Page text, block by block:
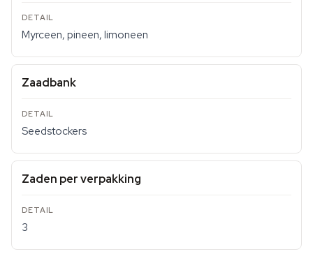
Myrceen, pineen, limoneen
Zaadbank
Seedstockers
Zaden per verpakking
3